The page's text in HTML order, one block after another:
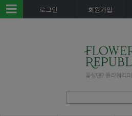
로그인 회원가입